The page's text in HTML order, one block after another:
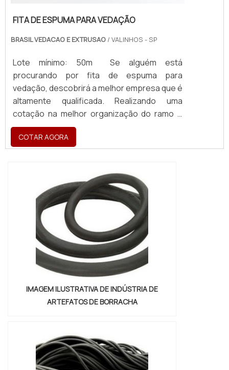
FITA DE ESPUMA PARA VEDAÇÃO
BRASIL VEDACAO E EXTRUSAO / VALINHOS - SP
Lote mínimo: 50m Se alguém está
procurando por fita de espuma para
vedação, descobrirá a melhor empresa que é
altamente qualificada. Realizando uma
cotação na melhor organização do ramo e
descobrindo a maior referência de qualidade
da área de atuação. MAIS SOBRE FITA DE
ESPUMA PARA VEDAÇÃO Quem precisa de
empresa inovadora, consegue encontrar o
site da Brasil Vedação. É possível encontrar
borrachas fa...
COTAR AGORA
IMAGEM ILUSTRATIVA DE INDÚSTRIA DE
ARTEFATOS DE BORRACHA